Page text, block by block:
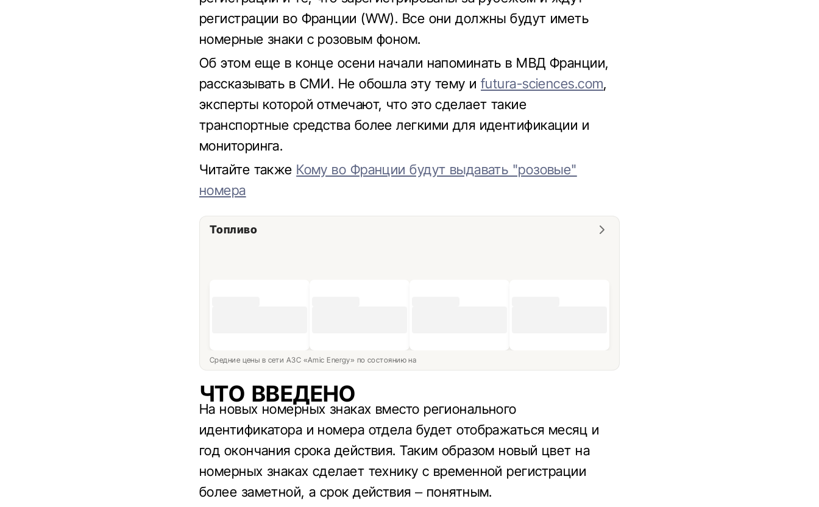
регистрации во Франции (WW). Все они должны будут иметь
номерные знаки с розовым фоном.
Об этом еще в конце осени начали напоминать в МВД Франции,
рассказывать в СМИ. Не обошла эту тему иfutura-sciences.com,
эксперты которой отмечают, что это сделает такие
транспортные средства более легкими для идентификации и
мониторинга.
Читайте также Кому во Франции будут выдавать "розовые"
номера
Топливо
Средние цены в сети АЗС «Amic Energy» по состоянию на
ЧТО ВВЕДЕНО
На новых номерных знаках вместо регионального
идентификатора и номера отдела будет отображаться месяц и
год окончания срока действия. Таким образом новый цвет на
номерных знаках сделает технику с временной регистрации
более заметной, а срок действия – понятным.